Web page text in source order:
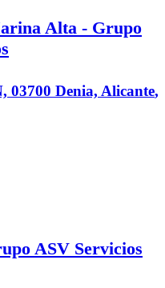
Alta - Grupo
03700 Denia, Alicante,
ASV Servicios